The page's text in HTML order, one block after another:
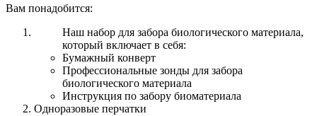
Вам понадобится:
Наш набор для забора биологического материала,
который включает в себя:
Бумажный конверт
Профессиональные зонды для забора
биологического материала
Инструкция по забору биоматериала
Одноразовые перчатки